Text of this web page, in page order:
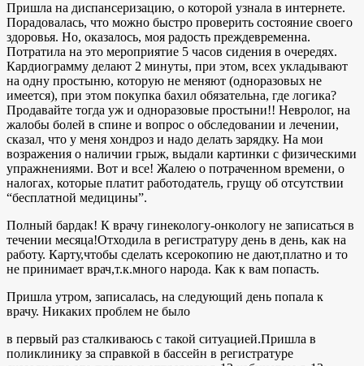
Пришла на диспансеризацию, о которой узнала в интернете.
Порадовалась, что можно быстро проверить состояние своего
здоровья. Но, оказалось, моя радость преждевременна.
Потратила на это мероприятие 5 часов сидения в очередях.
Кардиограмму делают 2 минуты, при этом, всех укладывают
на одну простыню, которую не меняют (одноразовых не
имеется), при этом покупка бахил обязательна, где логика?
Продавайте тогда уж и одноразовые простыни!! Невролог, на
жалобы болей в спине и вопрос о обследовании и лечении,
сказал, что у меня хондроз и надо делать зарядку. На мои
возражения о наличии грыж, выдали картинки с физическими
упражнениями. Вот и все! Жалею о потраченном времени, о
налогах, которые платит работодатель, грущу об отсутствии
“бесплатной медицины”.
Полный бардак! К врачу гинекологу-онкологу не записаться в
течении месяца!Отходила в регистратуру день в день, как на
работу. Карту,чтобы сделать ксерокопию не дают,платно и то
не принимает врач,т.к.много народа. Как к вам попасть.
Пришла утром, записалась, на следующий день попала к
врачу. Никаких проблем не было
в первый раз сталкиваюсь с такой ситуацией.Пришла в
поликлинику за справкой в бассейн в регистратуре